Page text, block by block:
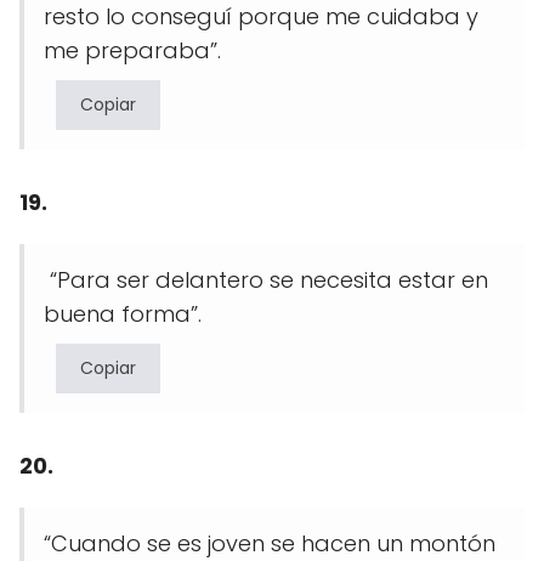
resto lo conseguí porque me cuidaba y
me preparaba”.
Copiar
19.
“Para ser delantero se necesita estar en
buena forma”.
Copiar
20.
“Cuando se es joven se hacen un montón